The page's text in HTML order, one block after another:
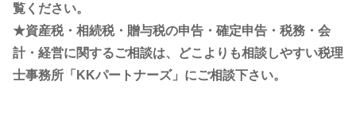
覧ください。
★資産税・相続税・贈与税の申告・確定申告・税務・会
計・経営に関するご相談は、どこよりも相談しやすい税理
士事務所「KKパートナーズ」にご相談下さい。